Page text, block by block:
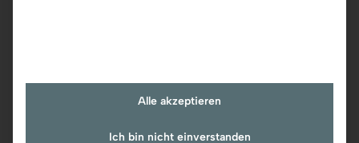
Alle akzeptieren
Ich bin nicht einverstanden